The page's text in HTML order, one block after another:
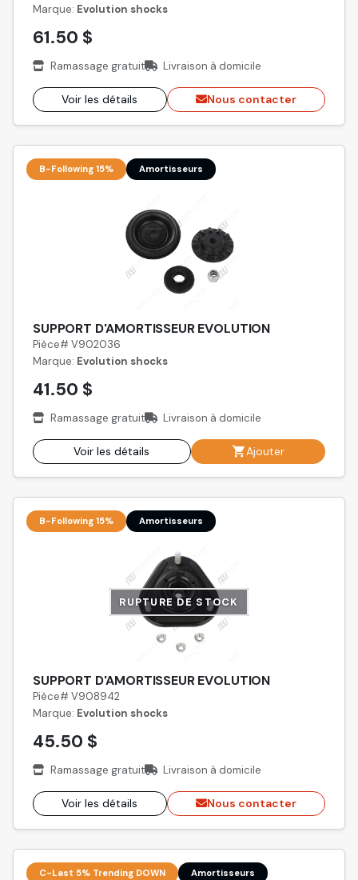
Marque: Evolution shocks
61.50 $
Ramassage gratuit Livraison à domicile
Voir les détails Nous contacter
B-Following 15% Amortisseurs
SUPPORT D'AMORTISSEUR EVOLUTION
Pièce# V902036
Marque: Evolution shocks
41.50 $
Ramassage gratuit Livraison à domicile
Voir les détails Ajouter
B-Following 15% Amortisseurs
RUPTURE DE STOCK
SUPPORT D'AMORTISSEUR EVOLUTION
Pièce# V908942
Marque: Evolution shocks
45.50 $
Ramassage gratuit Livraison à domicile
Voir les détails Nous contacter
C-Last 5% Trending DOWN Amortisseurs